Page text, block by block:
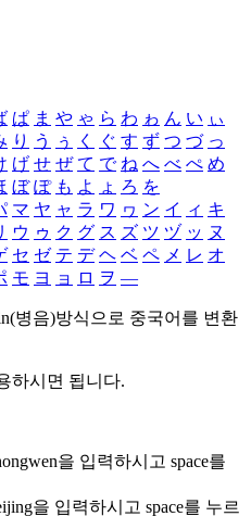
ぱ ま や ゃ ら わ ゎ ん い ぃ
り う ぅ く ぐ す ず つ づ っ
げ せ ぜ て で ね へ べ ぺ め
ぼ ぽ も よ ょ ろ を
マ ヤ ャ ラ ワ ヮ ン イ ィ キ
ウ ゥ ク グ ス ズ ツ ヅ ッ ヌ
セ ゼ テ デ ヘ ベ ペ メ レ オ
モ ヨ ョ ロ ヲ ―
병음)방식으로 중국어를 변환
하시면 됩니다.
을 입력하시고 space를
을 입력하시고 space를 누르